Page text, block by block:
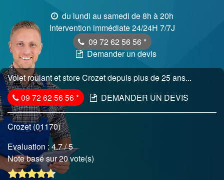
du lundi au samedi de 8h à 20h
Intervention immédiate 24/24H 7/7J
09 72 62 56 56 *
Demander un devis
Volet roulant et store Crozet depuis plus de 25 ans...
09 72 62 56 56* DEMANDER UN DEVIS
Crozet (01170)
Evaluation :4.7/ 5
Note basé sur 20 vote(s)